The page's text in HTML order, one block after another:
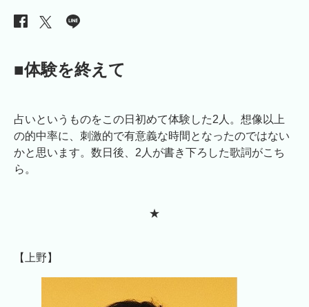
■体験を終えて
占いというものをこの日初めて体験した2人。想像以上
の的中率に、刺激的で有意義な時間となったのではない
かと思います。数日後、2人が書き下ろした歌詞がこち
ら。
★
【上野】